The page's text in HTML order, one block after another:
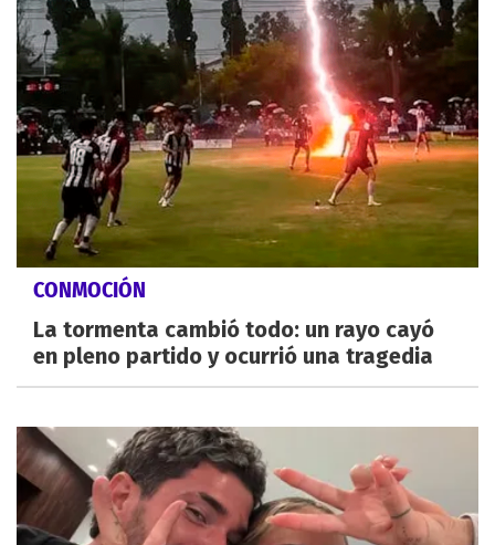
CONMOCIÓN
La tormenta cambió todo: un rayo cayó
en pleno partido y ocurrió una tragedia